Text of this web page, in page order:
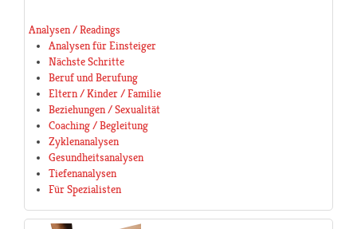
Analysen / Readings
Analysen für Einsteiger
Nächste Schritte
Beruf und Berufung
Eltern / Kinder / Familie
Beziehungen / Sexualität
Coaching / Begleitung
Zyklenanalysen
Gesundheitsanalysen
Tiefenanalysen
Für Spezialisten